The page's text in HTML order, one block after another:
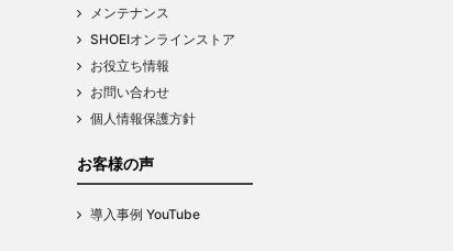
メンテナンス
SHOEIオンラインストア
お役立ち情報
お問い合わせ
個人情報保護方針
お客様の声
導入事例 YouTube